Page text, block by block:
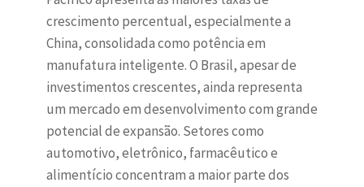
crescimento percentual, especialmente a
China, consolidada como potência em
manufatura inteligente. O Brasil, apesar de
investimentos crescentes, ainda representa
um mercado em desenvolvimento com grande
potencial de expansão. Setores como
automotivo, eletrônico, farmacêutico e
alimentício concentram a maior parte dos